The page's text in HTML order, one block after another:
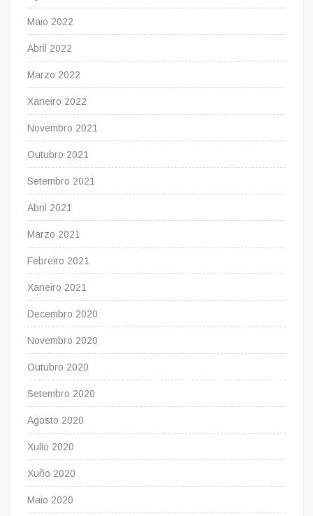
Maio 2022
Abril 2022
Marzo 2022
Xaneiro 2022
Novembro 2021
Outubro 2021
Setembro 2021
Abril 2021
Marzo 2021
Febreiro 2021
Xaneiro 2021
Decembro 2020
Novembro 2020
Outubro 2020
Setembro 2020
Agosto 2020
Xullo 2020
Xuño 2020
Maio 2020